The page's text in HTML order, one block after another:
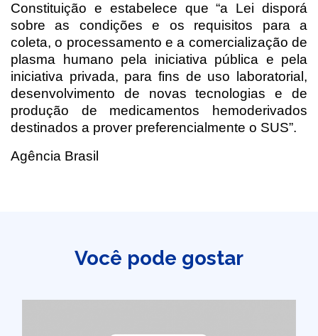
Constituição e estabelece que “a Lei disporá
sobre as condições e os requisitos para a
coleta, o processamento e a comercialização de
plasma humano pela iniciativa pública e pela
iniciativa privada, para fins de uso laboratorial,
desenvolvimento de novas tecnologias e de
produção de medicamentos hemoderivados
destinados a prover preferencialmente o SUS”.
Agência Brasil
Você pode gostar